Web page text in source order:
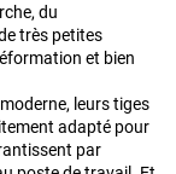
du
très petites
et bien
leurs tiges
adapté pour
par